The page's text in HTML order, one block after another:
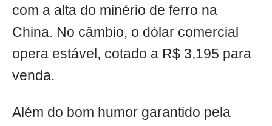
com a alta do minério de ferro na
China. No câmbio, o dólar comercial
opera estável, cotado a R$ 3,195 para
venda.
Além do bom humor garantido pela